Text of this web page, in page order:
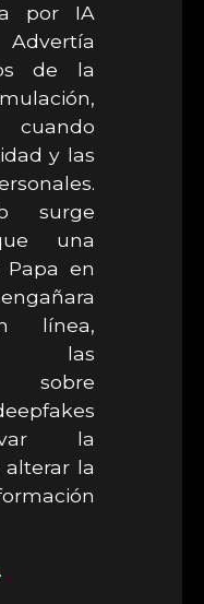
por IA
de la
y las
surge
una
en
línea,
las
sobre
la
alterar la
.